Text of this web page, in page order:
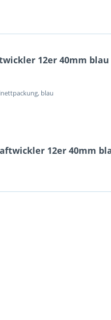
12er 40mm
blau
12er 40mm